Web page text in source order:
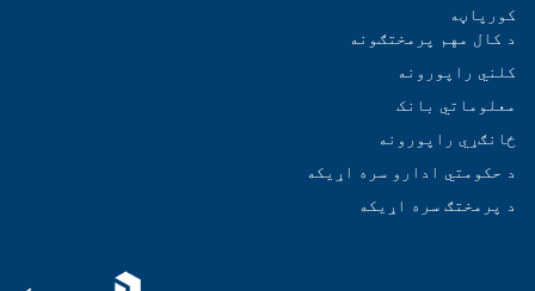
کورپاڼه
د کال مهم پرمختګونه
کلني راپورونه
معلوماتي بانک
ځانګړي راپورونه
د حکومتي ادارو سره اړیکه
د پرمختګ سره اړیکه